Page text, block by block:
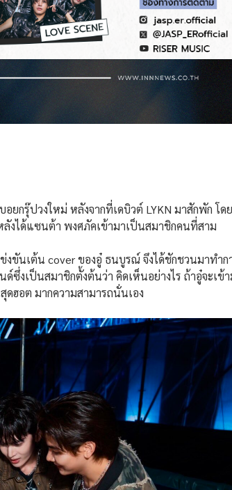
กรุ๊ปวงใหม่ หลังจากที่เดบิวต์ LYKN มาสักพัก โด
งได้แซนต้า พงศภัคเข้ามาเป็นสมาชิกคนที่สาม
นเต้น cover ของอู๋ ธนบูรณ์ จึงได้ชักชวนมาทำก
งเป็นสมาชิกตั้งต้นว่า คิดเห็นอย่างไร ถ้าอู๋จะเข้า
ดฮอต มากความสามารถนั่นเอง